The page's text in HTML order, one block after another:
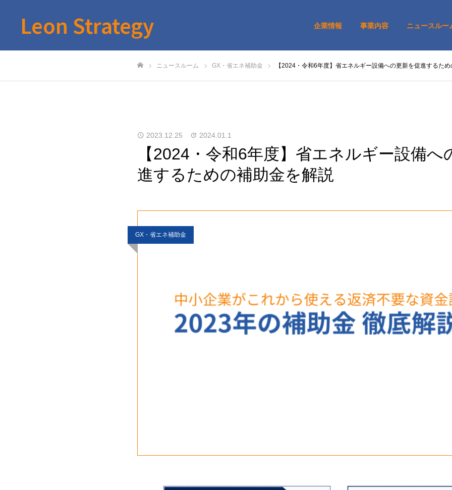
Leon Strategy 企業情報 事業内容 ニュースルー
ニュースルーム GX・省エネ補助金 【2024・令和6年度】省エネルギー設備への更新を促進するた
2023.12.25 2024.01.1
【2024・令和6年度】省エネルギー設備へ
進するための補助金を解説
GX・省エネ補助金